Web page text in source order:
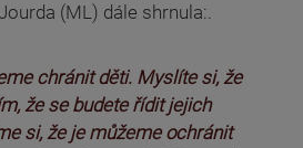
(ML) dále shrnula:.
chránit děti. Myslíte si, že
že se budete řídit jejich
si, že je můžeme ochránit